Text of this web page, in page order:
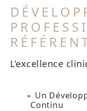
L’excellence
Un
Continu